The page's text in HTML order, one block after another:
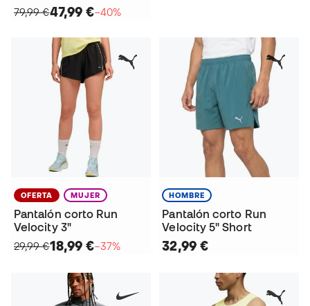
79,99 €47,99 €−40%
OFERTA MUJER
Pantalón corto Run
Velocity 3"
29,99 €18,99 €−37%
HOMBRE
Pantalón corto Run
Velocity 5" Short
32,99 €